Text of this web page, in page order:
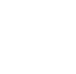
IST in